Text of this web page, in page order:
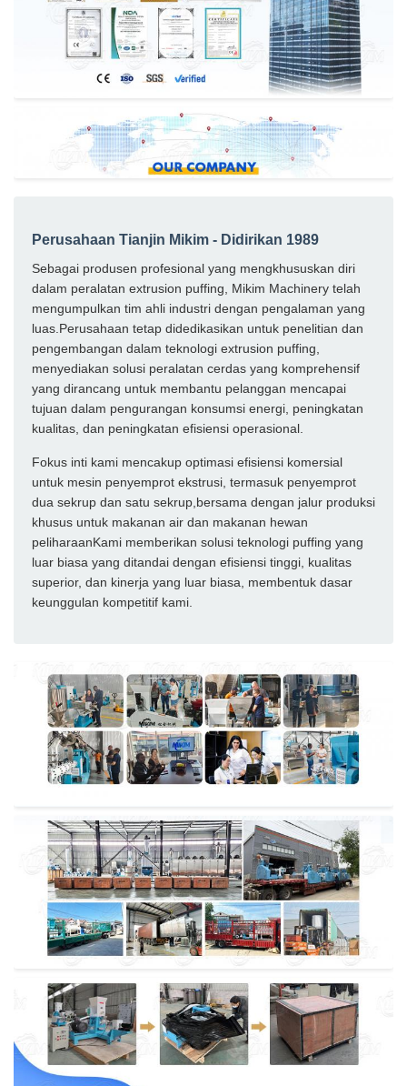
Perusahaan Tianjin Mikim - Didirikan 1989
Sebagai produsen profesional yang mengkhususkan diri
dalam peralatan extrusion puffing, Mikim Machinery telah
mengumpulkan tim ahli industri dengan pengalaman yang
luas.Perusahaan tetap didedikasikan untuk penelitian dan
pengembangan dalam teknologi extrusion puffing,
menyediakan solusi peralatan cerdas yang komprehensif
yang dirancang untuk membantu pelanggan mencapai
tujuan dalam pengurangan konsumsi energi, peningkatan
kualitas, dan peningkatan efisiensi operasional.
Fokus inti kami mencakup optimasi efisiensi komersial
untuk mesin penyemprot ekstrusi, termasuk penyemprot
dua sekrup dan satu sekrup,bersama dengan jalur produksi
khusus untuk makanan air dan makanan hewan
peliharaanKami memberikan solusi teknologi puffing yang
luar biasa yang ditandai dengan efisiensi tinggi, kualitas
superior, dan kinerja yang luar biasa, membentuk dasar
keunggulan kompetitif kami.